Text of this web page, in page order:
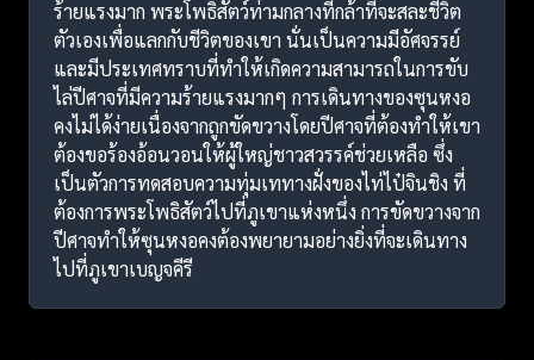
ร้ายแรงมาก พระโพธิสัตว์ท่ามกลางที่กล้าที่จะสละชีวิต
ตัวเองเพื่อแลกกับชีวิตของเขา นั่นเป็นความมีอัศจรรย์
และมีประเทศทราบที่ทำให้เกิดความสามารถในการขับ
ไล่ปีศาจที่มีความร้ายแรงมากๆ การเดินทางของซุนหงอ
คงไม่ได้ง่ายเนื่องจากถูกขัดขวางโดยปีศาจที่ต้องทำให้เขา
ต้องขอร้องอ้อนวอนให้ผู้ใหญ่ชาวสวรรค์ช่วยเหลือ ซึ่ง
เป็นตัวการทดสอบความทุ่มเททางฝั่งของไท่ไป๋จินชิง ที่
ต้องการพระโพธิสัตว์ไปที่ภูเขาแห่งหนึ่ง การขัดขวางจาก
ปีศาจทำให้ซุนหงอคงต้องพยายามอย่างยิ่งที่จะเดินทาง
ไปที่ภูเขาเบญจคีรี